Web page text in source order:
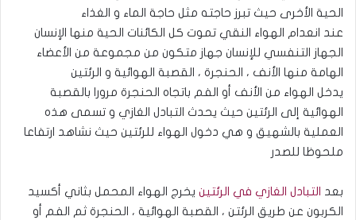
الحية الأخرى حيث تبرز حاجته مثل حاجة الماء و الغذاء
عند انعدام الهواء النقي تموت كل الكائنات الحية منها الإنسان
الجهاز التنفسي للإنسان جهاز متكون من مجموعة من الأعضاء
الهامة منها الأنف ، الحنجرة ، القصبة الهوائية و الرئتين
يدخل الهواء من الأنف أو الفم باتجاه الحنجرة مرورا بالقصبة
الهوائية إلى الرئتين حيث يحدث التبادل الغازي و تسمى هذه
العملية بالشهيق و هي دخول الهواء للرئتين حيث نشاهد ارتفاعا
ملحوظا للصدر
بعد التبادل الغازي في الرئتين يخرج الهواء المحمل بثاني أكسيد
الكربون عن طريق الرئتن ، القصبة الهوائية ، الحنجرة ثم الفم أو